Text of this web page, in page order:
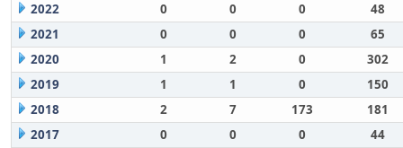
2022
0 0 0
48
2021
0 0 0
65
2020
1 2 0
302
2019
1 1 0
150
2018
2 7 173
181
2017
0 0 0
44